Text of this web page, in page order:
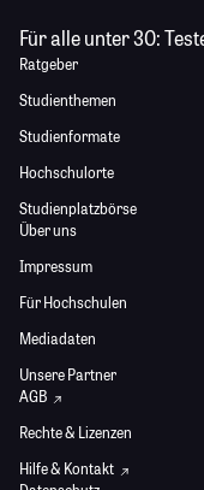
Für alle unter 30:
Ratgeber
Studienthemen
Studienformate
Hochschulorte
Studienplatzbörse
Über uns
Impressum
Für Hochschulen
Mediadaten
Unsere Partner
AGB
Rechte & Lizenzen
Hilfe & Kontakt